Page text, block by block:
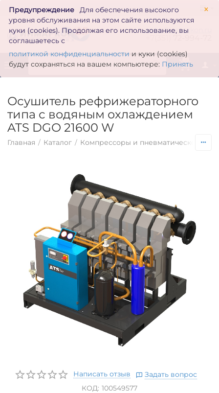
×
Предупреждение
Для обеспечения высокого
уровня обслуживания на этом сайте используются
куки (cookies). Продолжая его использование, вы
соглашаетесь с
политикой конфиденциальности и куки (cookies)
будут сохраняться на вашем компьютере: Принять
zakaz@inmarkon.ru
0
Осушитель рефрижераторного
типа с водяным охлаждением
ATS DGO 21600 W
Главная / Каталог / Компрессоры и пневматическое
Написать отзыв
Задать вопрос
КОД: 100549577